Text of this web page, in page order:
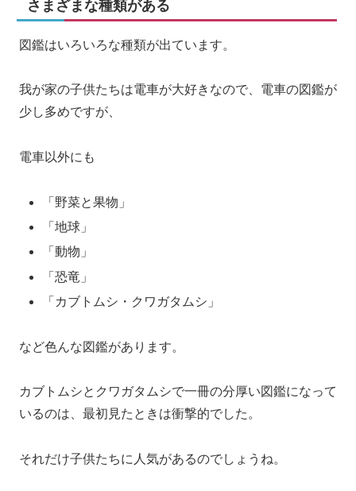
さまざまな種類がある
図鑑はいろいろな種類が出ています。
我が家の子供たちは電車が大好きなので、電車の図鑑が
少し多めですが、
電車以外にも
「野菜と果物」
「地球」
「動物」
「恐竜」
「カブトムシ・クワガタムシ」
など色んな図鑑があります。
カブトムシとクワガタムシで一冊の分厚い図鑑になって
いるのは、最初見たときは衝撃的でした。
それだけ子供たちに人気があるのでしょうね。